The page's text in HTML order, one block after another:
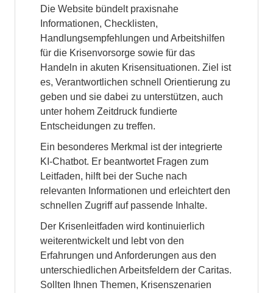
Die Website bündelt praxisnahe
Informationen, Checklisten,
Handlungsempfehlungen und Arbeitshilfen
für die Krisenvorsorge sowie für das
Handeln in akuten Krisensituationen. Ziel ist
es, Verantwortlichen schnell Orientierung zu
geben und sie dabei zu unterstützen, auch
unter hohem Zeitdruck fundierte
Entscheidungen zu treffen.
Ein besonderes Merkmal ist der integrierte
KI-Chatbot. Er beantwortet Fragen zum
Leitfaden, hilft bei der Suche nach
relevanten Informationen und erleichtert den
schnellen Zugriff auf passende Inhalte.
Der Krisenleitfaden wird kontinuierlich
weiterentwickelt und lebt von den
Erfahrungen und Anforderungen aus den
unterschiedlichen Arbeitsfeldern der Caritas.
Sollten Ihnen Themen, Krisenszenarien